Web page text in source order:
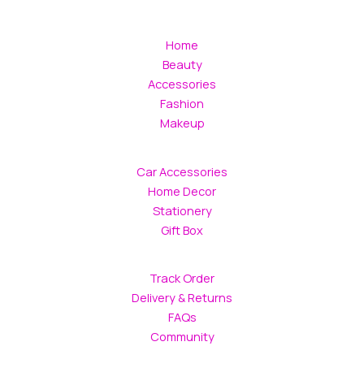
Home
Beauty
Accessories
Fashion
Makeup
Car Accessories
Home Decor
Stationery
Gift Box
Track Order
Delivery & Returns
FAQs
Community